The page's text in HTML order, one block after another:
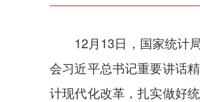
12月13日，国家统计
会习近平总书记重要讲话
计现代化改革，扎实做好